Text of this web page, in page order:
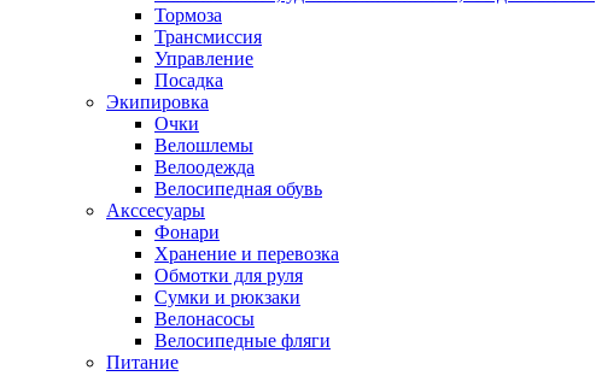
Тормоза
Трансмиссия
Управление
Посадка
Экипировка
Очки
Велошлемы
Велоодежда
Велосипедная обувь
Акссесуары
Фонари
Хранение и перевозка
Обмотки для руля
Сумки и рюкзаки
Велонасосы
Велосипедные фляги
Питание